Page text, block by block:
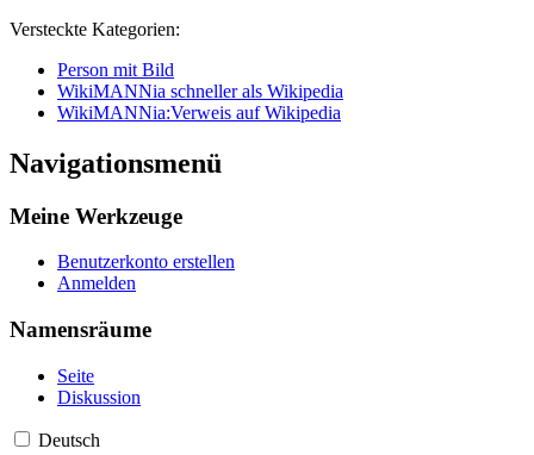
Versteckte Kategorien:
Person mit Bild
WikiMANNia schneller als Wikipedia
WikiMANNia:Verweis auf Wikipedia
Navigationsmenü
Meine Werkzeuge
Benutzerkonto erstellen
Anmelden
Namensräume
Seite
Diskussion
Deutsch